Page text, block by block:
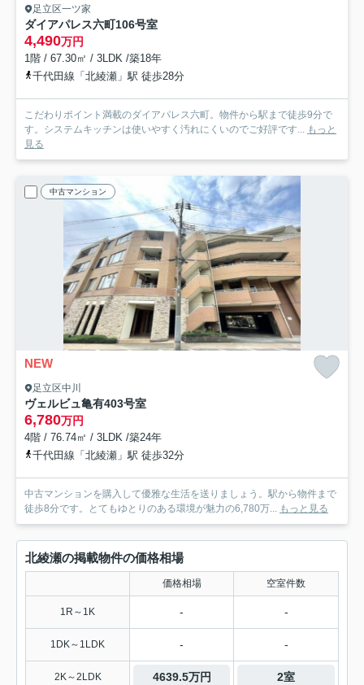
足立区一ツ家
ダイアパレス六町106号室
4,490万円
1階 / 67.30㎡ / 3LDK /築18年
千代田線「北綾瀬」駅 徒歩28分
こだわりポイント満載のダイアパレス六町。物件から駅まで徒歩9分で
す。システムキッチンは使いやすく汚れにくいのでご好評です... もっと
見る
中古マンション
NEW
足立区中川
ヴェルビュ亀有403号室
6,780万円
4階 / 76.74㎡ / 3LDK /築24年
千代田線「北綾瀬」駅 徒歩32分
中古マンションを購入して優雅な生活を送りましょう。駅から物件まで
徒歩8分です。とてもゆとりのある環境が魅力の6,780万... もっと見る
北綾瀬の掲載物件の価格相場
価格相場 空室件数
1R～1K - -
1DK～1LDK - -
2K～2LDK 4639.5万円 2室